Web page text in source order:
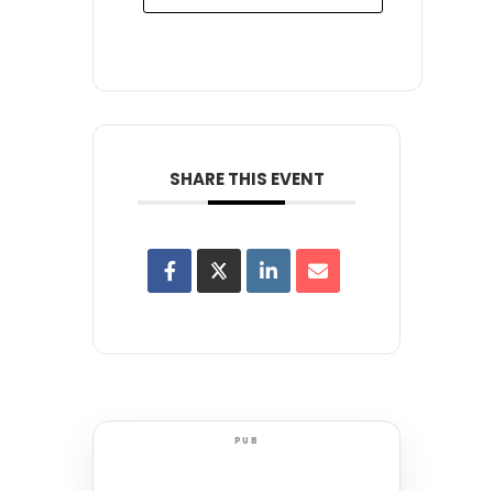
SHARE THIS EVENT
PUB